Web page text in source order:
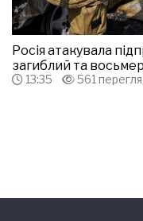
Росія атакувала
загиблий та
13:35 561